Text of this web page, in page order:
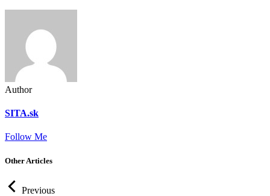
Author
SITA.sk
Follow Me
Other Articles
Previous